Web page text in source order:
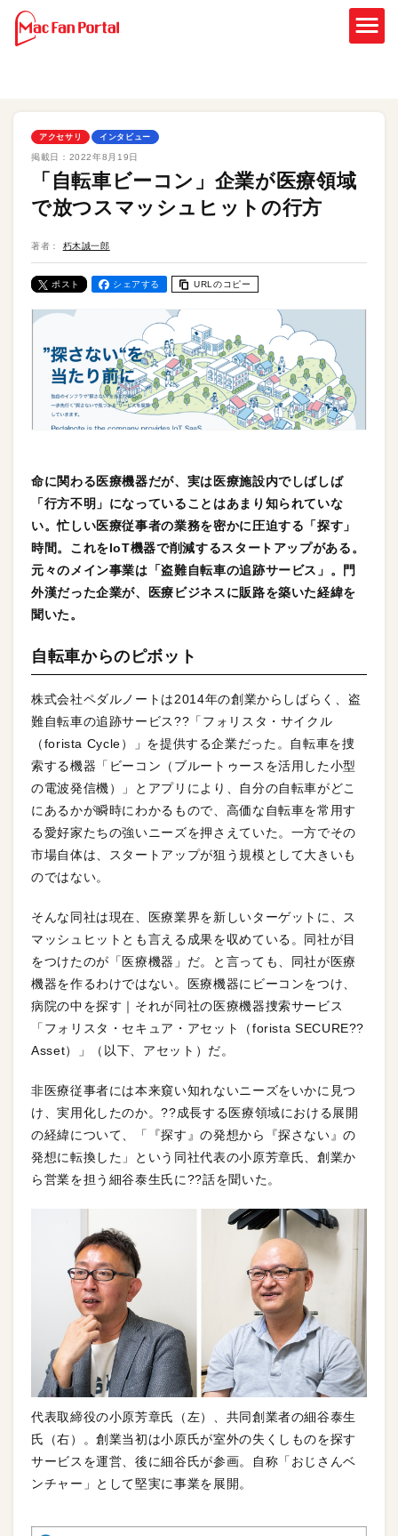
アクセサリ インタビュー
掲載日： 2022年8月19日
「自転車ビーコン」企業が医療領域
で放つスマッシュヒットの行方
著者： 朽木誠一郎
ポスト シェアする URLのコピー
命に関わる医療機器だが、実は医療施設内でしばしば
「行方不明」になっていることはあまり知られていな
い。忙しい医療従事者の業務を密かに圧迫する「探す」
時間。これをIoT機器で削減するスタートアップがある。
元々のメイン事業は「盗難自転車の追跡サービス」。門
外漢だった企業が、医療ビジネスに販路を築いた経緯を
聞いた。
自転車からのピボット
株式会社ペダルノートは2014年の創業からしばらく、盗
難自転車の追跡サービス??「フォリスタ・サイクル
（forista Cycle）」を提供する企業だった。自転車を捜
索する機器「ビーコン（ブルートゥースを活用した小型
の電波発信機）」とアプリにより、自分の自転車がどこ
にあるかが瞬時にわかるもので、高価な自転車を常用す
る愛好家たちの強いニーズを押さえていた。一方でその
市場自体は、スタートアップが狙う規模として大きいも
のではない。
そんな同社は現在、医療業界を新しいターゲットに、ス
マッシュヒットとも言える成果を収めている。同社が目
をつけたのが「医療機器」だ。と言っても、同社が医療
機器を作るわけではない。医療機器にビーコンをつけ、
病院の中を探す｜それが同社の医療機器捜索サービス
「フォリスタ・セキュア・アセット（forista SECURE??
Asset）」（以下、アセット）だ。
非医療従事者には本来窺い知れないニーズをいかに見つ
け、実用化したのか。??成長する医療領域における展開
の経緯について、「『探す』の発想から『探さない』の
発想に転換した」という同社代表の小原芳章氏、創業か
ら営業を担う細谷泰生氏に??話を聞いた。
代表取締役の小原芳章氏（左）、共同創業者の細谷泰生
氏（右）。創業当初は小原氏が室外の失くしものを探す
サービスを運営、後に細谷氏が参画。自称「おじさんベ
ンチャー」として堅実に事業を展開。